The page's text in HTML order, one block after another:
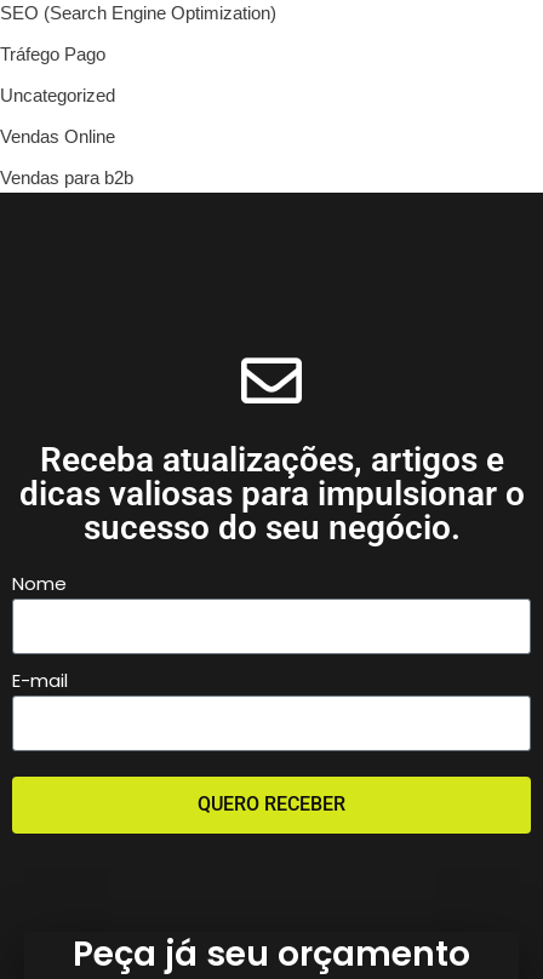
SEO (Search Engine Optimization)
Tráfego Pago
Uncategorized
Vendas Online
Vendas para b2b
Receba atualizações, artigos e
dicas valiosas para impulsionar o
sucesso do seu negócio.
Nome
E-mail
QUERO RECEBER
Peça já seu orçamento